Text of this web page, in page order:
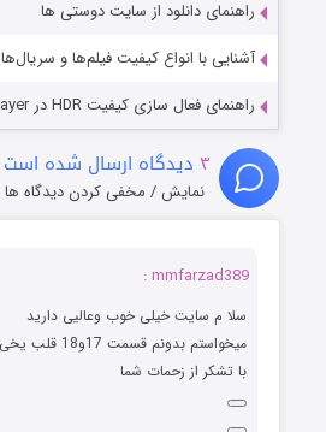
راهنمای دانلود از سایت دوستی ها
آشنایی با انواع کیفیت فیلم‌ها و سریال‌ها
راهنمای فعال سازی کیفیت HDR در PotPlayer
۳ دیدگاه ارسال شده است
نمایش / مخفی کردن دیدگاه ها
mmfarzad389 :
سلا م سایت خیلی خوب وعالیی دارید
میخواستم بدونم قسمت 17و18 قلب یخی رو کی میگذارید
با تشکر از زحمات شما